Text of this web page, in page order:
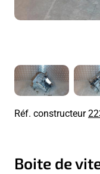
Réf. constructeur
Boite de